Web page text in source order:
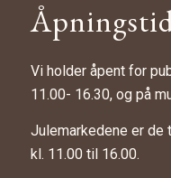
Vi holder åpent for
11.00- 16.30, og på
Julemarkedene er
kl. 11.00 til 16.00.